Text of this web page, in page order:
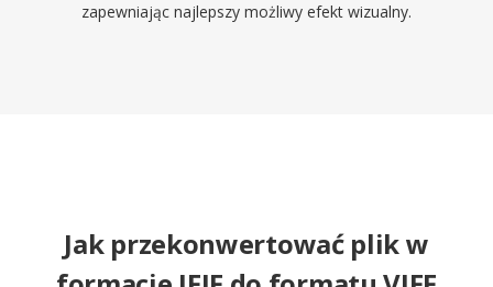
zapewniając najlepszy możliwy efekt wizualny.
Jak przekonwertować plik w